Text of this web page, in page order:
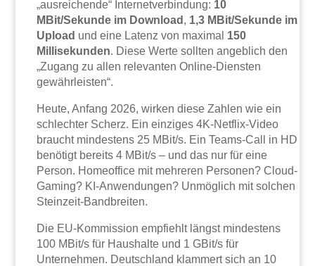
„ausreichende“ Internetverbindung: 10
MBit/Sekunde im Download , 1,3 MBit/Sekunde im
Upload und eine Latenz von maximal 150
Millisekunden. Diese Werte sollten angeblich den
„Zugang zu allen relevanten Online-Diensten
gewährleisten“.
Heute, Anfang 2026, wirken diese Zahlen wie ein
schlechter Scherz. Ein einziges 4K-Netflix-Video
braucht mindestens 25 MBit/s. Ein Teams-Call in HD
benötigt bereits 4 MBit/s – und das nur für eine
Person. Homeoffice mit mehreren Personen? Cloud-
Gaming? KI-Anwendungen? Unmöglich mit solchen
Steinzeit-Bandbreiten.
Die EU-Kommission empfiehlt längst mindestens
100 MBit/s für Haushalte und 1 GBit/s für
Unternehmen. Deutschland klammert sich an 10